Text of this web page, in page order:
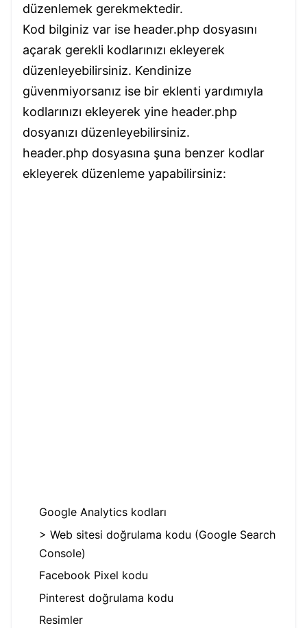
düzenlemek gerekmektedir.
Kod bilginiz var ise header.php dosyasını
açarak gerekli kodlarınızı ekleyerek
düzenleyebilirsiniz. Kendinize
güvenmiyorsanız ise bir eklenti yardımıyla
kodlarınızı ekleyerek yine header.php
dosyanızı düzenleyebilirsiniz.
header.php dosyasına şuna benzer kodlar
ekleyerek düzenleme yapabilirsiniz:
Google Analytics kodları
> Web sitesi doğrulama kodu (Google Search
Console)
Facebook Pixel kodu
Pinterest doğrulama kodu
Resimler